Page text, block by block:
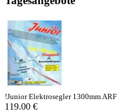
!Junior Elektrosegler 1300mm ARF
119.00 €